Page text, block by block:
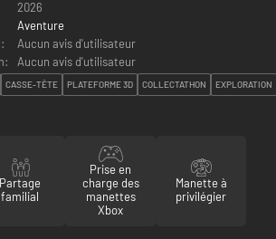
2026
Aventure
Aucun avis d'utilisateur
Aucun avis d'utilisateur
CASSE-TÊTE PLATEFORME 3D COLLECTATHON EXPLORATION
Partage
familial
Prise en
charge des
manettes
Xbox
Manette à
privilégier